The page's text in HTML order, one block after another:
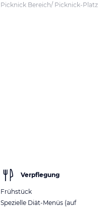
Picknick Bereich/ Picknick-Platz
Verpflegung
Frühstück
Spezielle Diät-Menüs (auf